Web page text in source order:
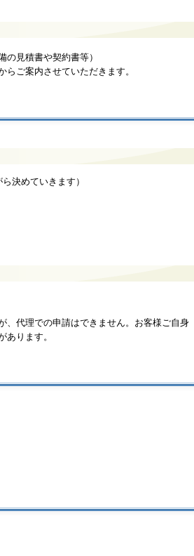
見積書や契約書等）
ご案内させていただきます。
決めていきます）
代理での申請はできません。お客様ご自身
あります。